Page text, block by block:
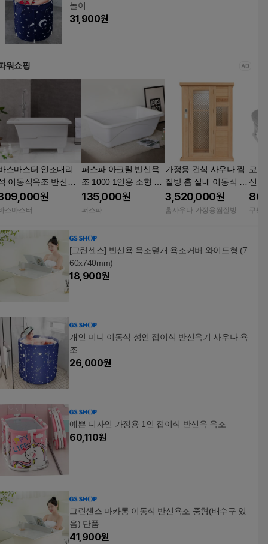
놀이
31,900원
워쇼핑
스마스터 인조대리
이동식욕조 반신욕
오닉스이동식욕조
끄
원
스마스터
퍼스파 아크릴 반신욕
조 1000 1인용 소형 이
동식 측면배수 6kg
135,000원
퍼스파
가정용 건식 사우나 찜
질방 홈 실내 이동식 간
이 편백 원적외선 1인
용 극한직업 출연 업체
3,520,000원
홈사우나 가정용찜질방
코멧
신욕
m) 1개 접이
1인
쿠팡
[그린센스] 반신욕 욕조덮개 욕조커버 와이드형 (7
60x740mm)
18,900원
개인 미니 이동식 성인 접이식 반신욕기 사우나 욕
조
26,000원
예쁜 디자인 가정용 1인 접이식 반신욕 욕조
60,110원
그린센스 마카롱 이동식 반신욕조 중형(배수구 있
음) 단품
41,900원